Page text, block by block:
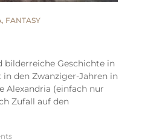
, FANTASY
bilderreiche Geschichte in
in den Zwanziger-Jahren in
Alexandria (einfach nur
Zufall auf den